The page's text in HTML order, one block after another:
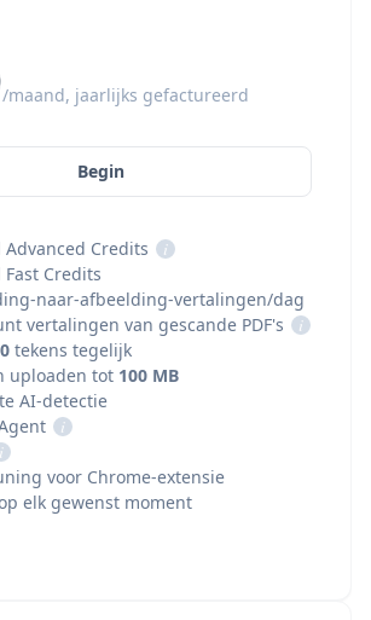
/maand, jaarlijks gefactureerd
Begin
Advanced Credits
i
Fast Credits
naar-afbeelding-vertalingen/dag
vertalingen van gescande PDF's
i
tekens tegelijk
uploaden tot 100 MB
AI-detectie
i
i
voor Chrome-extensie
elk gewenst moment